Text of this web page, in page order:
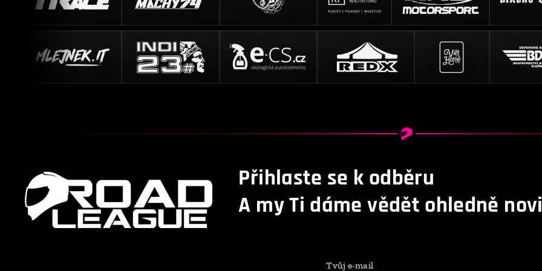
Přihlaste se k odběru
A my Ti dáme vědět ohledně
Tvůj e-mail